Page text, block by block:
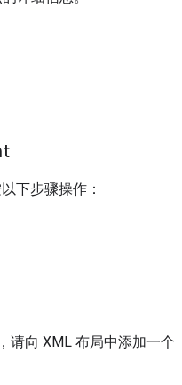
以下步骤操作：
，请向 XML 布局中添加一个